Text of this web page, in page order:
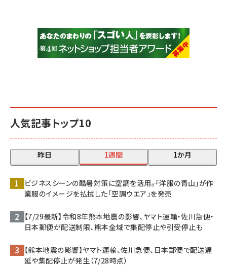
人気記事トップ10
昨日 1週間 1か月
ビジネスシーンの酷暑対策に空調を活用――。「洋服の青山」が作
業服のイメージを払拭した「空調ウエア」を発売
【7/29最新】令和8年熊本地震の影響、ヤマト運輸・佐川急便・
日本郵便が配送制限、熊本全域で集配停止や引受停止も
【熊本地震の影響】ヤマト運輸、佐川急便、日本郵便で配送遅
延や集配停止が発生（7/28時点）